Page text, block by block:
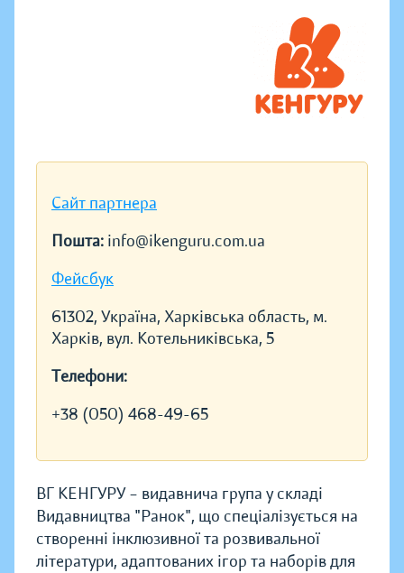
Сайт партнера
Пошта: info@ikenguru.com.ua
Фейсбук
61302, Україна, Харківська область, м.
Харків, вул. Котельниківська, 5
Телефони:
+38 (050) 468-49-65
ВГ КЕНГУРУ – видавнича група у складі
Видавництва "Ранок", що спеціалізується на
створенні інклюзивної та розвивальної
літератури, адаптованих ігор та наборів для